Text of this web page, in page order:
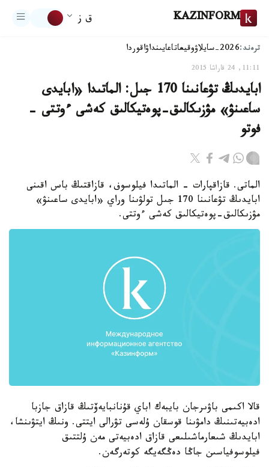
KAZINFORM ق ز
ترەند:2026-سايلاۋ وقيعاتاعايىنداۋاقوردا
11:11, 24 قاراشا 2015
ابايدىڭ تۋعانىنا 170 جىل: الماتىدا «ابايدى
ساعىنۋ» مۋزىكالىق-پوەتيكالىق كەشى ءوتتى -
فوتو
الماتى. قازاقپارات - الماتىدا فيلوسوف، قازاقتىڭ باس اقىنى
ابايدىڭ تۋعانىنا 170 جىل تولۋىنا وراي «ابايدى ساعىنۋ»
مۋزىكالىق-پوەتيكالىق كەشى ءوتتى.
قالا اكىمى باۋىرجان بايبەك اباي قۇنانبايەۆتىڭ قازاق جازبا
ادەبيەتىنىڭ دامۋىنا قوسقان ۇلەسى تۋرالى ايتتى. ونىڭ ايتۋىنشا،
ابايدىڭ شىعارماشىلىعى قازاق ادەبيەتى مەن ۇلتتىق
فيلوسوفياسىن جاڭا دەڭگەيگە كوتەرگەن.